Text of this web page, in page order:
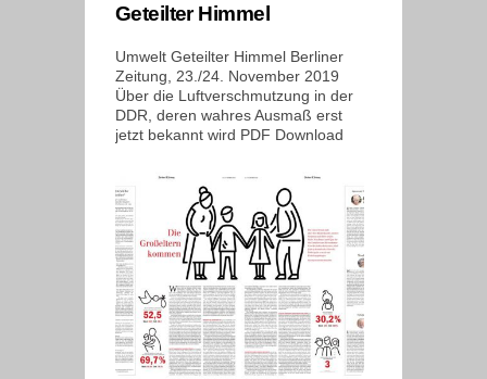
Geteilter Himmel
Umwelt Geteilter Himmel Berliner
Zeitung, 23./24. November 2019
Über die Luftverschmutzung in der
DDR, deren wahres Ausmaß erst
jetzt bekannt wird PDF Download